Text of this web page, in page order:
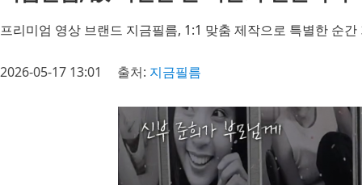
프리미엄 영상 브랜드 지금필름, 1:1 맞춤 제작으로 특별한 순간
2026-05-17 13:01 출처: 지금필름